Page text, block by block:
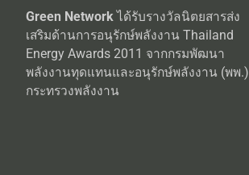
Green Networkได้รับรางวัลนิตยสารส่ง
เสริมด้านการอนุรักษ์พลังงาน Thailand
Energy Awards 2011 จากกรมพัฒนา
พลังงานทุดแทนและอนุรักษ์พลังงาน (พพ.)
กระทรวงพลังงาน